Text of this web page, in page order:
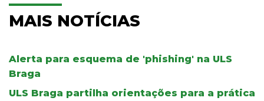
MAIS NOTÍCIAS
Alerta para esquema de 'phishing' na ULS
Braga
ULS Braga partilha orientações para a prática